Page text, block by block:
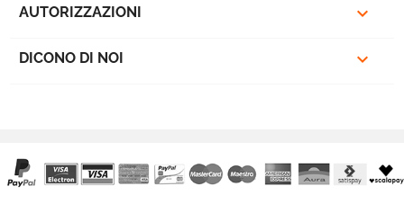
AUTORIZZAZIONI 
DICONO DI NOI 